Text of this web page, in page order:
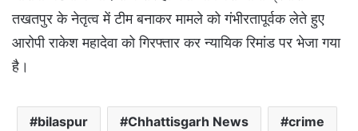
तखतपुर के नेतृत्व में टीम बनाकर मामले को गंभीरतापूर्वक लेते हुए
आरोपी राकेश महादेवा को गिरफ्तार कर न्यायिक रिमांड पर भेजा गया
है।
bilaspur Chhattisgarh News crime